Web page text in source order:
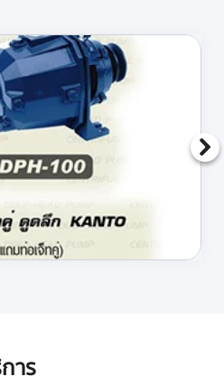
าร